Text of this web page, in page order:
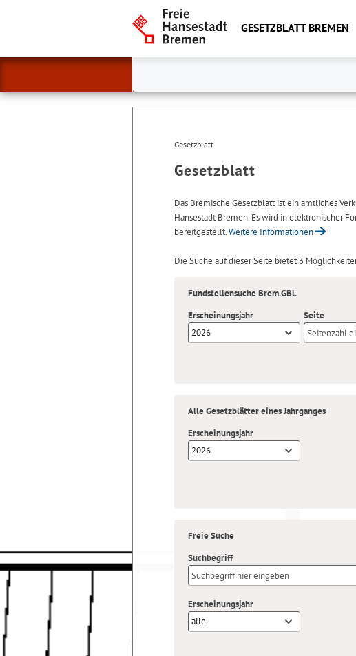
GESETZBLATT BREMEN
Gesetzblatt
Gesetzblatt
Das Bremische Gesetzblatt ist ein amtliches
Hansestadt Bremen. Es wird in elektronischer
bereitgestellt.Weitere Informationen
Die Suche auf dieser Seite bietet 3
Fundstellensuche Brem.GBl.
Erscheinungsjahr
2026
Seite
Alle Gesetzblätter eines Jahrganges
Erscheinungsjahr
2026
Freie Suche
Suchbegriff
Erscheinungsjahr
alle